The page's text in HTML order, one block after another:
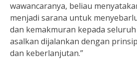
wawancaranya, beliau
menjadi sarana untuk
dan kemakmuran kepada
asalkan dijalankan dengan
dan keberlanjutan.”